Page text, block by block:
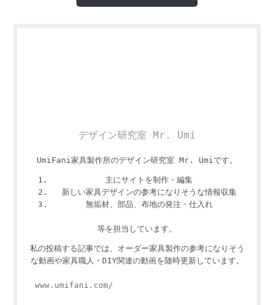
デザイン研究室 Mr. Umi
UmiFani家具製作所のデザイン研究室 Mr. Umiです。
主にサイトを制作・編集
新しい家具デザインの参考になりそうな情報収集
無垢材、部品、布地の発注・仕入れ
等を担当しています。
私の投稿する記事では、オーダー家具製作の参考になりそう
な動画や家具職人・DIY関連の動画を随時更新しています。
www.umifani.com/